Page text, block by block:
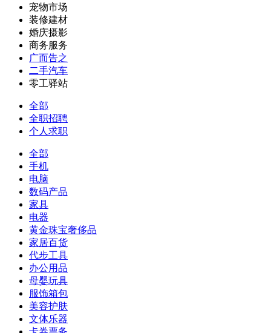
宠物市场
装修建材
婚庆摄影
商务服务
广而告之
二手汽车
零工驿站
全部
全职招聘
个人求职
全部
手机
电脑
数码产品
家具
电器
黄金珠宝奢侈品
家居百货
代步工具
办公用品
母婴玩具
服饰箱包
美容护肤
文体乐器